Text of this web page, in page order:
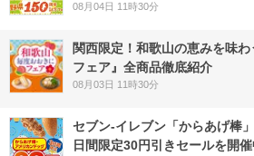
08月04日 11時30分
関西限定！和歌山の恵みを味
フェア』全商品徹底紹介
08月03日 11時30分
セブン‐イレブン「からあげ棒
日間限定30円引きセールを開催